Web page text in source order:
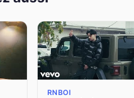
RNBOI